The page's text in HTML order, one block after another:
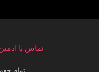
تماس با
تمام